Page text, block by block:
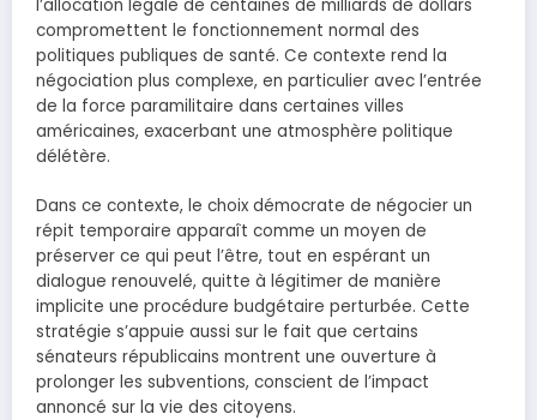
l’allocation légale de centaines de milliards de dollars
compromettent le fonctionnement normal des
politiques publiques de santé. Ce contexte rend la
négociation plus complexe, en particulier avec l’entrée
de la force paramilitaire dans certaines villes
américaines, exacerbant une atmosphère politique
délétère.
Dans ce contexte, le choix démocrate de négocier un
répit temporaire apparaît comme un moyen de
préserver ce qui peut l’être, tout en espérant un
dialogue renouvelé, quitte à légitimer de manière
implicite une procédure budgétaire perturbée. Cette
stratégie s’appuie aussi sur le fait que certains
sénateurs républicains montrent une ouverture à
prolonger les subventions, conscient de l’impact
annoncé sur la vie des citoyens.